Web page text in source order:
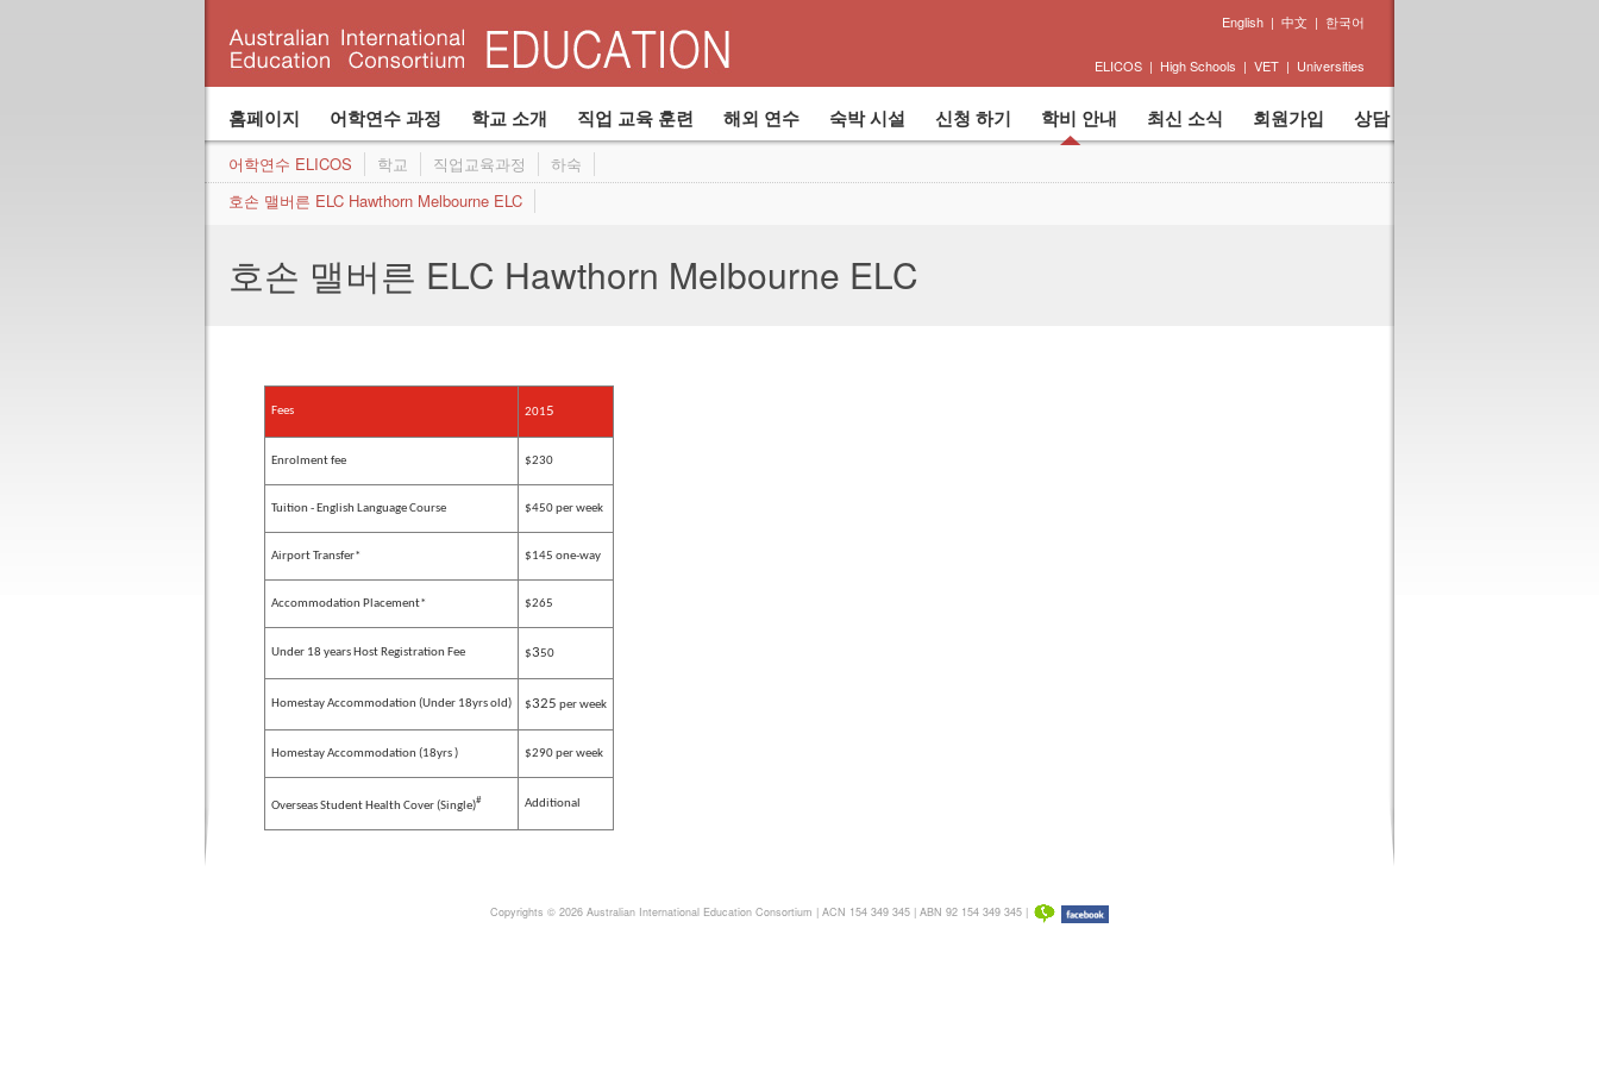
English | 中文 | 한국어
ELICOS | High Schools | VET | Universities
홈페이지 어학연수 과정 학교 소개 직업 교육 훈련 해외 연수 숙박 시설 신청 하기 학비 안내 최신 소식 회원가입 상담 및 문의
최고를 향하여
사업개발 담당자
고등 준비 과정
시설
개요
Program Structure
Become an agent
Join our consortium
Powerstar Offshore School Programs
어학연수 ELICOS
학교 직업교육과정
학생들을 위한 학교 숙박 시설
어학연수 ELICOS 학교 직업교육과정
하숙
호손 맬버른 ELC Hawthorn Melbourne ELC
호손 맬버른 ELC Hawthorn Melbourne ELC
Fees 2015
Enrolment fee $230
Tuition - English Language Course $450 per week
Airport Transfer* $145 one-way
Accommodation Placement* $265
Under 18 years Host Registration Fee $350
Homestay Accommodation (Under 18yrs old) $325 per week
Homestay Accommodation (18yrs ) $290 per week
Overseas Student Health Cover (Single)# Additional
Copyrights © 2026 Australian International Education Consortium | ACN 154 349 345 | ABN 92 154 349 345 |